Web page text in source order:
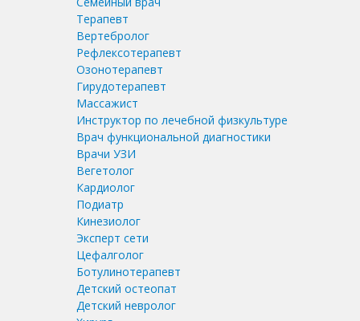
Терапевт
Вертебролог
Рефлексотерапевт
Озонотерапевт
Гирудотерапевт
Массажист
Инструктор по лечебной физкультуре
Врач функциональной диагностики
Врачи УЗИ
Вегетолог
Кардиолог
Подиатр
Кинезиолог
Эксперт сети
Цефалголог
Ботулинотерапевт
Детский остеопат
Детский невролог